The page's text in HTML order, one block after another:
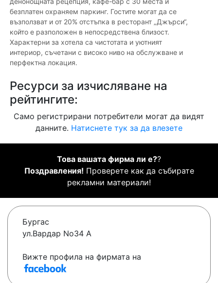
безплатен охраняем паркинг. Гостите могат да се
възползват и от 20% отстъпка в ресторант „Джърси“,
който е разположен в непосредствена близост.
Характерни за хотела са чистотата и уютният
интериор, съчетани с високо ниво на обслужване и
перфектна локация.
Ресурси за изчисляване на
рейтингите:
Само регистрирани потребители могат да видят
данните. Натиснете тук за да влезете
Това вашата фирма ли е??
Поздравления! Проверете как да събирате
рекламни материали!
Бургас
ул.Вардар No34 А
Вижте профила на фирмата на